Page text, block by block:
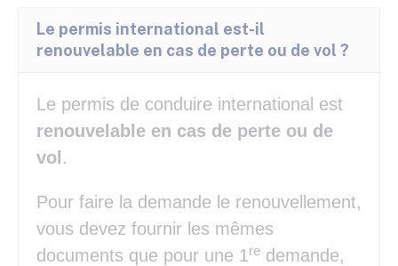
Le permis international est-il
renouvelable en cas de perte ou de vol ?
Le permis de conduire international est
renouvelable en cas de perte ou de
vol .
Pour faire la demande le renouvellement,
vous devez fournir les mêmes
documents que pour une 1re demande,